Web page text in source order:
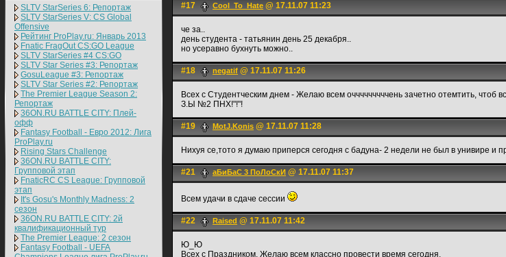
SLTV StarSeries 6: Репортаж
SLTV StarSeries V: CS Global
Offensive
Рейтинг ProPlay.ru: Январь 2013
Fnatic FragOut CS:GO League
SLTV StarSeries #4 CS:GO
SLTV Star Series #3: Репортаж
GosuLeague #3: Репортаж
SLTV Star Series #2: Репортаж
The Premier League Season 2:
Репортаж
36ON.RU BATTLE CITY: Плей-
офф
Fantasy Football - Евро 2012: Лига
ProPlay.ru
Rising Stars Challenge
36ON.RU BATTLE CITY:
Групповой этап
FnaticRC CS League: Групповой
этап
It's Gosu's Monthly Madness: 2
сезон
36ON.RU BATTLE CITY: 2й
квалификационный тур
The Premier League: 2 cезон
Fantasy Football - UEFA
#17 Cool_To_Hate @ 17.11.07 11:23
че за..
день студента - татьянин день 25 декабря..
но усеравно бухнуть можно..
#18 negatif @ 17.11.07 11:26
Всех с Студентческим днем - Желаю всем очччччччччень зачетно отемтить, чтоб
З.Ы №2 ПНХ!"!"!
#19 MotJ.Konis @ 17.11.07 11:28
Hиxyя се,тото я думаю приперся сегодня с бадуна- 2 недели не был в унивире и
#21 аБиБаС 3 ПоЛоСкИ @ 17.11.07 11:37
Всем удачи в сдаче сессии
#22 Raised @ 17.11.07 11:42
Ю_Ю
Всех с Праздником. Желаю всем классно провести время сегодня.